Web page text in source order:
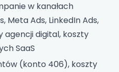
w kanałach
Meta Ads, LinkedIn Ads,
digital, koszty
SaaS
(konto 406), koszty